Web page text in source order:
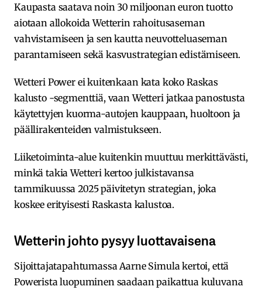
Kaupasta saatava noin 30 miljoonan euron tuotto
aiotaan allokoida Wetterin rahoitusaseman
vahvistamiseen ja sen kautta neuvotteluaseman
parantamiseen sekä kasvustrategian edistämiseen.
Wetteri Power ei kuitenkaan kata koko Raskas
kalusto -segmenttiä, vaan Wetteri jatkaa panostusta
käytettyjen kuorma-autojen kauppaan, huoltoon ja
päällirakenteiden valmistukseen.
Liiketoiminta-alue kuitenkin muuttuu merkittävästi,
minkä takia Wetteri kertoo julkistavansa
tammikuussa 2025 päivitetyn strategian, joka
koskee erityisesti Raskasta kalustoa.
Wetterin johto pysyy luottavaisena
Sijoittajatapahtumassa Aarne Simula kertoi, että
Powerista luopuminen saadaan paikattua kuluvana